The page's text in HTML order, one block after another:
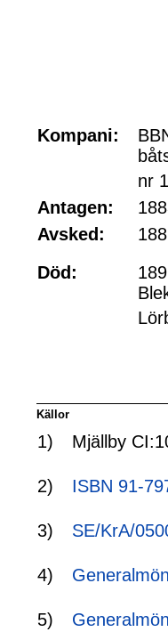
Kompani:
nr
Antagen:
Avsked:
Död:
Källor
1) Mjällby
2) ISBN 91-
3) SE/KrA/
4)
5)